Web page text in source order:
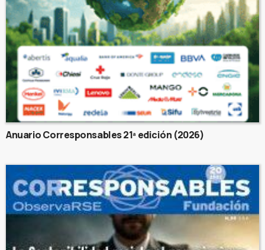
Anuario Corresponsables 21ª edición (2026)